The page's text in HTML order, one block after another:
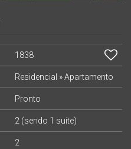
1838
Residencial »Apartamento
Pronto
2 (sendo 1 suíte)
2